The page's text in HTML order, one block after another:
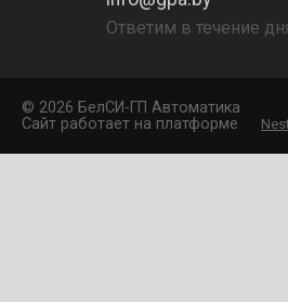
Ответим в течение
© 2026 БелCИ-ГП Автоматика
Сайт работает на платформе